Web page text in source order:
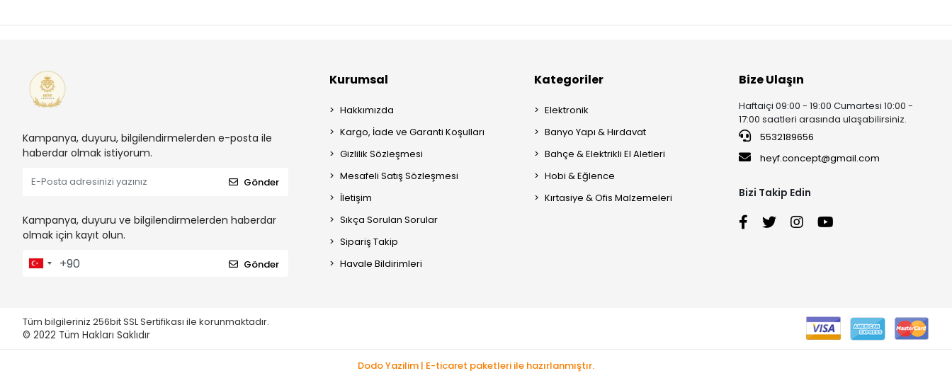
Kampanya, duyuru, bilgilendirmelerden e-posta ile
haberdar olmak istiyorum.
Gönder
Kampanya, duyuru ve bilgilendirmelerden haberdar
olmak için kayıt olun.
Gönder
Kurumsal
Hakkımızda
Kargo, İade ve Garanti Koşulları
Gizlilik Sözleşmesi
Mesafeli Satış Sözleşmesi
İletişim
Sıkça Sorulan Sorular
Sipariş Takip
Havale Bildirimleri
Kategoriler
Elektronik
Banyo Yapı & Hırdavat
Bahçe & Elektrikli El Aletleri
Hobi & Eğlence
Kırtasiye & Ofis Malzemeleri
Bize Ulaşın
Haftaiçi 09:00 - 19:00 Cumartesi 10:00 -
17:00 saatleri arasında ulaşabilirsiniz.
5532189656
heyf.concept@gmail.com
Bizi Takip Edin
Tüm bilgileriniz 256bit SSL Sertifikası ile korunmaktadır.
© 2022 Tüm Hakları Saklıdır
Dodo Yazilim | E-ticaret paketleri ile hazırlanmıştır.